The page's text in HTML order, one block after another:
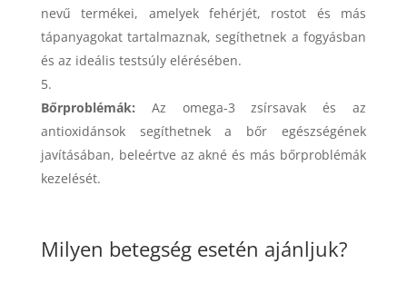
nevű termékei, amelyek fehérjét, rostot és más
tápanyagokat tartalmaznak, segíthetnek a fogyásban
és az ideális testsúly elérésében.
Bőrproblémák: Az omega-3 zsírsavak és az
antioxidánsok segíthetnek a bőr egészségének
javításában, beleértve az akné és más bőrproblémák
kezelését.
Milyen betegség esetén ajánljuk?